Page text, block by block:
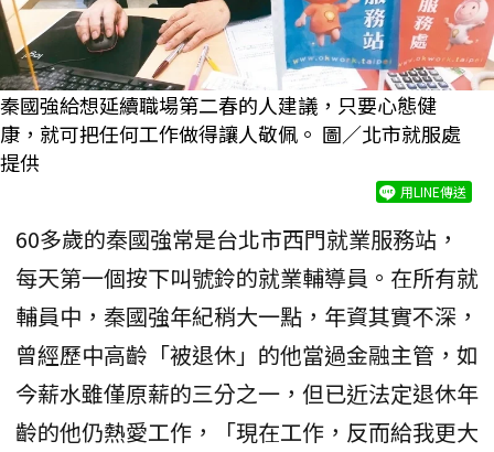
秦國強給想延續職場第二春的人建議，只要心態健
康，就可把任何工作做得讓人敬佩。 圖／北市就服處
提供
用LINE傳送
60多歲的秦國強常是台北市西門就業服務站，
每天第一個按下叫號鈴的就業輔導員。在所有就
輔員中，秦國強年紀稍大一點，年資其實不深，
曾經歷中高齡「被退休」的他當過金融主管，如
今薪水雖僅原薪的三分之一，但已近法定退休年
齡的他仍熱愛工作，「現在工作，反而給我更大